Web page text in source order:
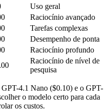
Uso geral
Raciocínio avançado
Tarefas complexas
Desempenho de ponta
Raciocínio profundo
Raciocínio de nível de
pesquisa
4.1 Nano ($0.10) e o GPT-
o modelo certo para cada
os custos.